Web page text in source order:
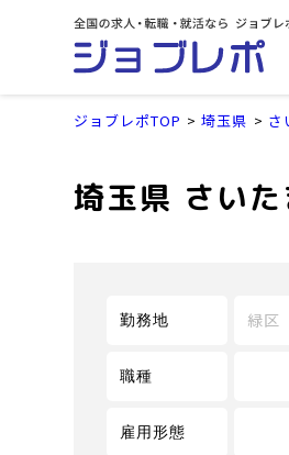
ジョブレポTOP 埼玉県 さ
埼玉県 さい
勤務地 緑区
職種
雇用形態